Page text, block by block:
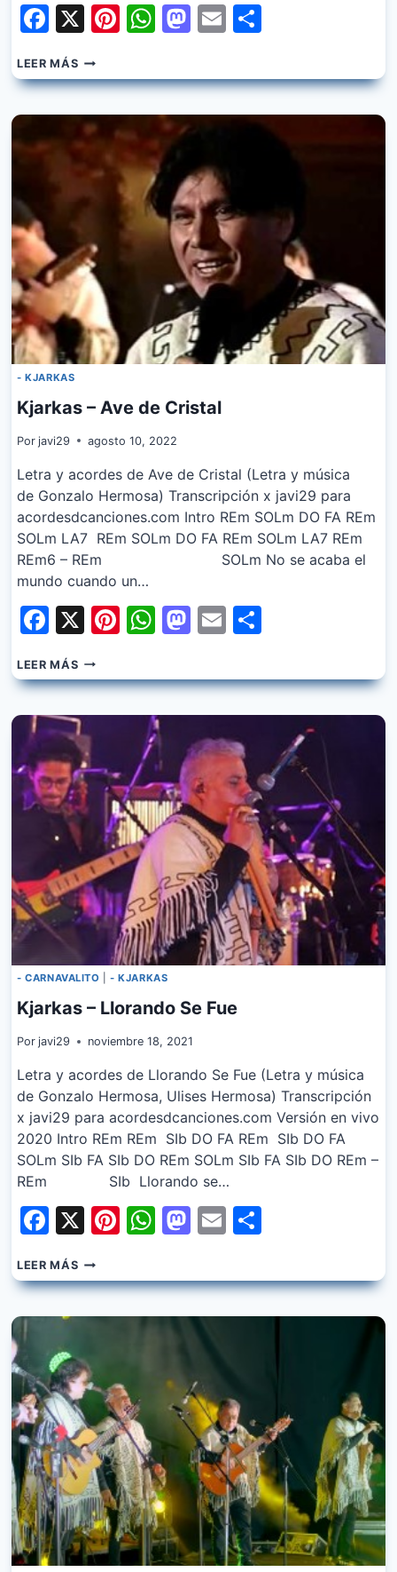
Facebook
X Pinterest
WhatsApp
Mastodon
Email
LEER MÁSKJARKAS
–
CANCION
MI
HIJA
- KJARKAS
Kjarkas – Ave de Cristal
Por javi29 agosto 10, 2022
Letra y acordes de Ave de Cristal (Letra y música
de Gonzalo Hermosa) Transcripción x javi29 para
acordesdcanciones.com Intro REm SOLm DO FA REm
SOLm LA7 REm SOLm DO FA REm SOLm LA7 REm
REm6 – REm SOLm No se acaba el
mundo cuando un…
Facebook
X Pinterest
WhatsApp
Mastodon
Email
LEER MÁSKJARKAS
–
AVE
CRISTAL
- CARNAVALITO |- KJARKAS
Kjarkas – Llorando Se Fue
Por javi29 noviembre 18, 2021
Letra y acordes de Llorando Se Fue (Letra y música
de Gonzalo Hermosa, Ulises Hermosa) Transcripción
x javi29 para acordesdcanciones.com Versión en vivo
2020 Intro REm REm SIb DO FA REm SIb DO FA
SOLm SIb FA SIb DO REm SOLm SIb FA SIb DO REm –
REm SIb Llorando se…
Facebook
X Pinterest
WhatsApp
Mastodon
Email
LEER MÁSKJARKAS
–
LLORANDO